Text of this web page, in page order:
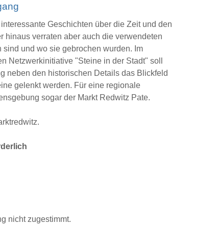
Geschichten über die Zeit und den
hinaus verraten aber auch die verwendeten
und wo sie gebrochen wurden. Im
Netzwerkinitiative "Steine in der Stadt" soll
neben den historischen Details das Blickfeld
gelenkt werden. Für eine regionale
sogar der Markt Redwitz Pate.
nicht zugestimmt.